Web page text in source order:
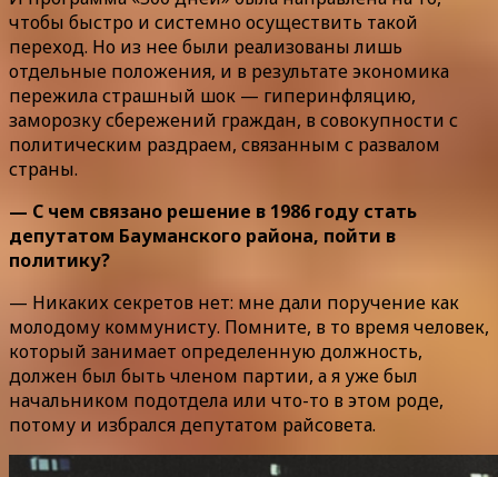
чтобы быстро и системно осуществить такой
переход. Но из нее были реализованы лишь
отдельные положения, и в результате экономика
пережила страшный шок — гиперинфляцию,
заморозку сбережений граждан, в совокупности с
политическим раздраем, связанным с развалом
страны.
— С чем связано решение в 1986 году стать
депутатом Бауманского района, пойти в
политику?
— Никаких секретов нет: мне дали поручение как
молодому коммунисту. Помните, в то время человек,
который занимает определенную должность,
должен был быть членом партии, а я уже был
начальником подотдела или что-то в этом роде,
потому и избрался депутатом райсовета.